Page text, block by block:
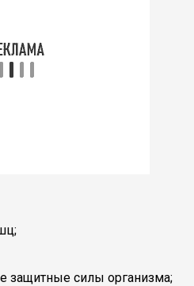
защитные силы организма;